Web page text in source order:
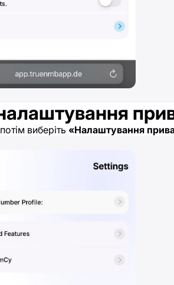
виберіть «Налаштування